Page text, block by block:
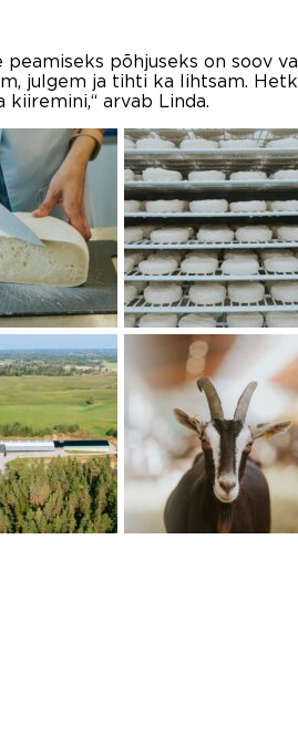
põhjuseks on soov
julgem ja tihti ka lihtsam.
arvab Linda.